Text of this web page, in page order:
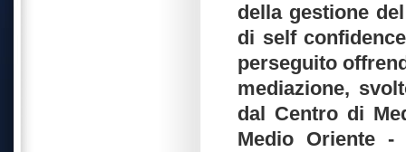
della gestione
di self
perseguito
mediazione,
dal Centro di
Medio Oriente